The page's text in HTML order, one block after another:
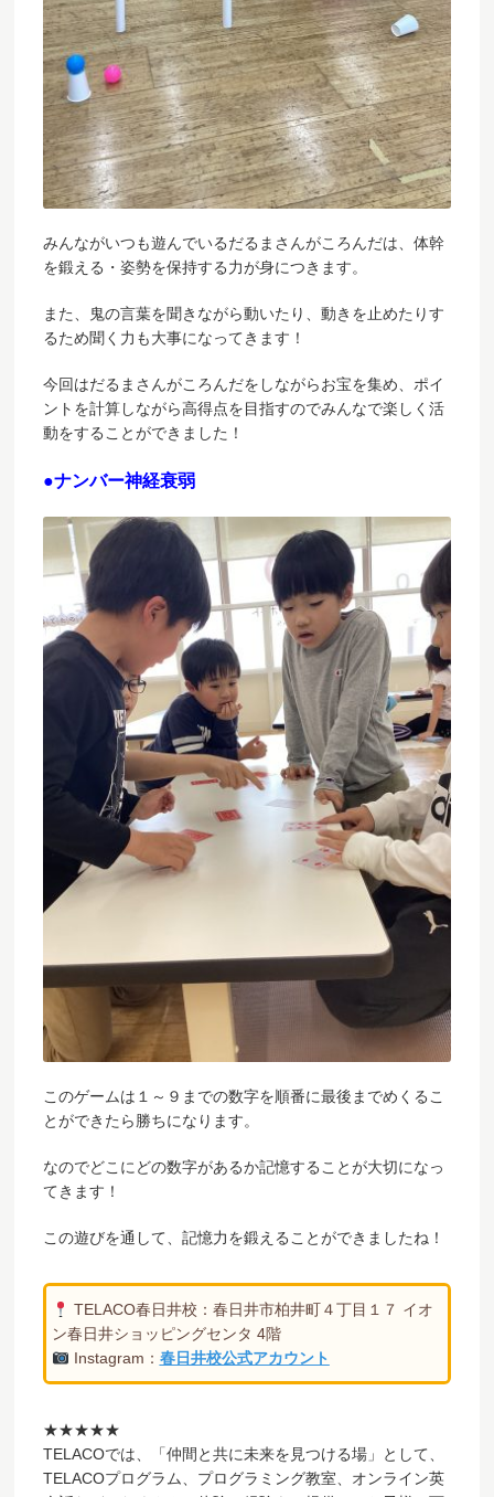
みんながいつも遊んでいるだるまさんがころんだは、体幹
を鍛える・姿勢を保持する力が身につきます。
また、鬼の言葉を聞きながら動いたり、動きを止めたりす
るため聞く力も大事になってきます！
今回はだるまさんがころんだをしながらお宝を集め、ポイ
ントを計算しながら高得点を目指すのでみんなで楽しく活
動をすることができました！
●ナンバー神経衰弱
このゲームは１～９までの数字を順番に最後までめくるこ
とができたら勝ちになります。
なのでどこにどの数字があるか記憶することが大切になっ
てきます！
この遊びを通して、記憶力を鍛えることができましたね！
TELACO春日井校：春日井市柏井町４丁目１７ イオ
ン春日井ショッピングセンタ 4階
Instagram： 春日井校公式アカウント
★★★★★
TELACOでは、「仲間と共に未来を見つける場」として、
TELACOプログラム、プログラミング教室、オンライン英